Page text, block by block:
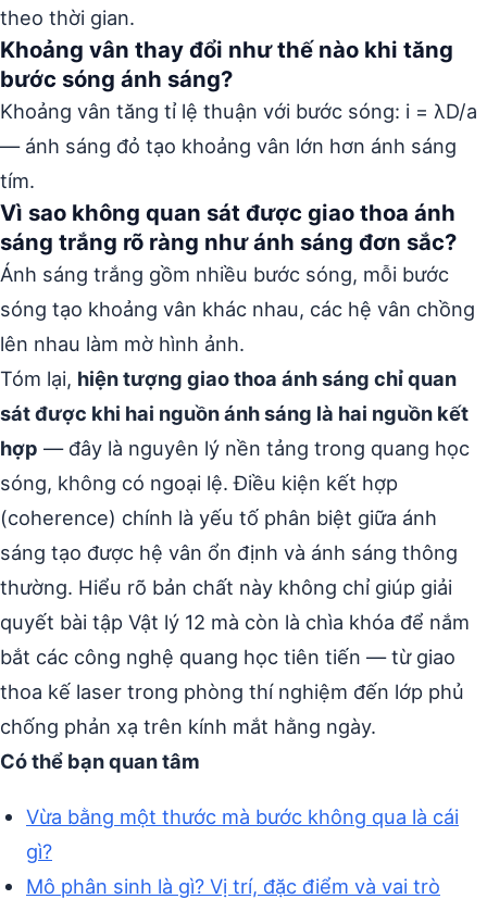
theo thời gian.
Khoảng vân thay đổi như thế nào khi tăng
bước sóng ánh sáng?
Khoảng vân tăng tỉ lệ thuận với bước sóng: i = λD/a
— ánh sáng đỏ tạo khoảng vân lớn hơn ánh sáng
tím.
Vì sao không quan sát được giao thoa ánh
sáng trắng rõ ràng như ánh sáng đơn sắc?
Ánh sáng trắng gồm nhiều bước sóng, mỗi bước
sóng tạo khoảng vân khác nhau, các hệ vân chồng
lên nhau làm mờ hình ảnh.
Tóm lại, hiện tượng giao thoa ánh sáng chỉ quan
sát được khi hai nguồn ánh sáng là hai nguồn kết
hợp — đây là nguyên lý nền tảng trong quang học
sóng, không có ngoại lệ. Điều kiện kết hợp
(coherence) chính là yếu tố phân biệt giữa ánh
sáng tạo được hệ vân ổn định và ánh sáng thông
thường. Hiểu rõ bản chất này không chỉ giúp giải
quyết bài tập Vật lý 12 mà còn là chìa khóa để nắm
bắt các công nghệ quang học tiên tiến — từ giao
thoa kế laser trong phòng thí nghiệm đến lớp phủ
chống phản xạ trên kính mắt hằng ngày.
Có thể bạn quan tâm
Vừa bằng một thước mà bước không qua là cái
gì?
Mô phân sinh là gì? Vị trí, đặc điểm và vai trò